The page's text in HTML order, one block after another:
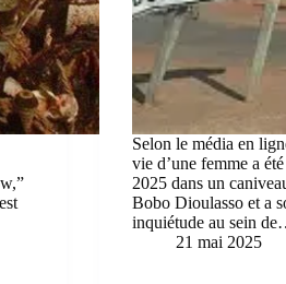
Selon le média en
vie d’une femme a
2025 dans un
Bobo Dioulasso et a
inquiétude au sein
21 mai 2025